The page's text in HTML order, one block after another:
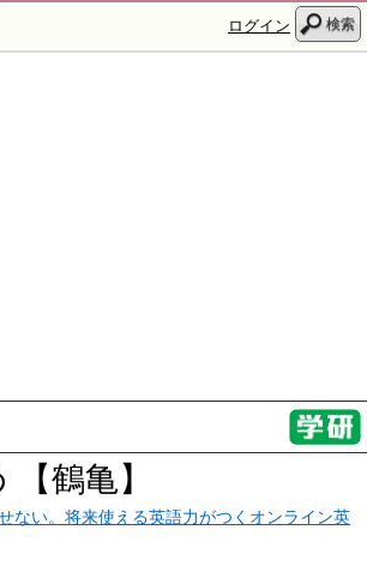
ログイン 検索
鶴亀】
ない。将来使える英語力がつくオンライン英